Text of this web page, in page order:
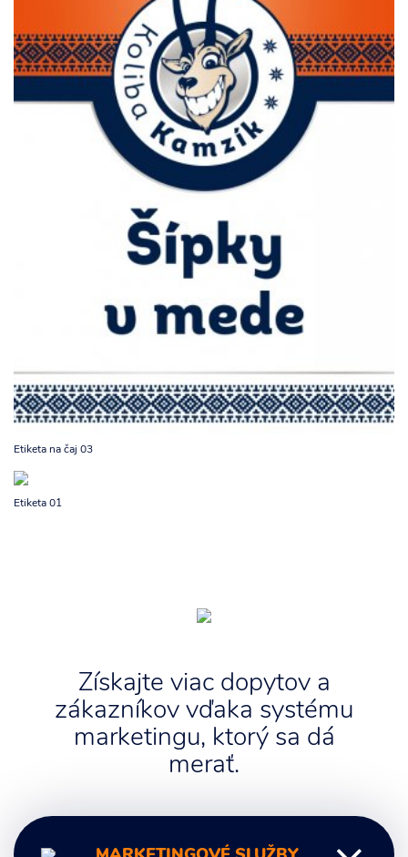
Etiketa na čaj 03
Etiketa 01
Získajte viac dopytov a
zákazníkov vďaka systému
marketingu, ktorý sa dá
merať.